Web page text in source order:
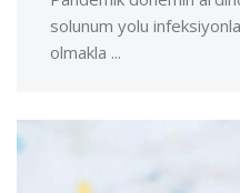
solunum yolu
olmakla ...